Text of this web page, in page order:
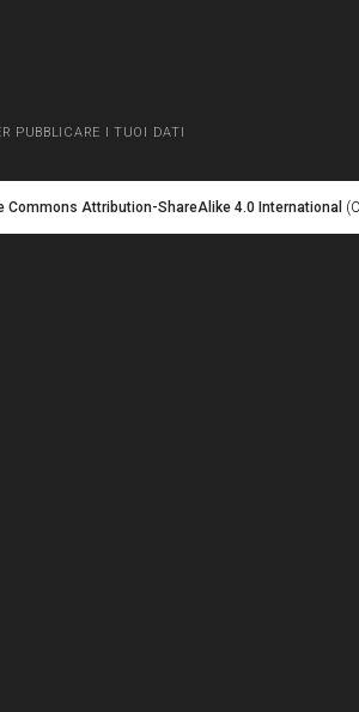
PUBBLICARE I TUOI DATI
Commons Attribution-ShareAlike 4.0 International